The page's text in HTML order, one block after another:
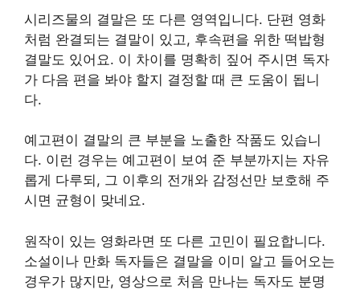
시리즈물의 결말은 또 다른 영역입니다. 단편 영화
처럼 완결되는 결말이 있고, 후속편을 위한 떡밥형
결말도 있어요. 이 차이를 명확히 짚어 주시면 독자
가 다음 편을 봐야 할지 결정할 때 큰 도움이 됩니
다.
예고편이 결말의 큰 부분을 노출한 작품도 있습니
다. 이런 경우는 예고편이 보여 준 부분까지는 자유
롭게 다루되, 그 이후의 전개와 감정선만 보호해 주
시면 균형이 맞네요.
원작이 있는 영화라면 또 다른 고민이 필요합니다.
소설이나 만화 독자들은 결말을 이미 알고 들어오는
경우가 많지만, 영상으로 처음 만나는 독자도 분명